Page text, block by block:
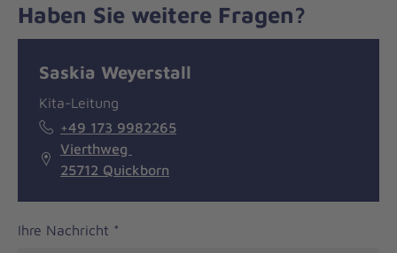
Haben Sie weitere Fragen?
Saskia Weyerstall
Kita-Leitung
+49 173 9982265
Vierthweg
25712 Quickborn
Ihre Nachricht *